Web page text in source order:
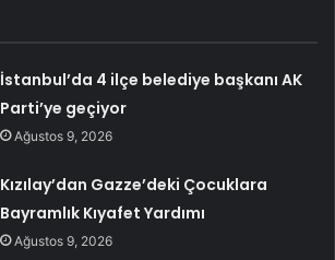
İstanbul’da 4 ilçe belediye başkanı AK
Parti’ye geçiyor
Ağustos 9, 2026
Kızılay’dan Gazze’deki Çocuklara
Bayramlık Kıyafet Yardımı
Ağustos 9, 2026